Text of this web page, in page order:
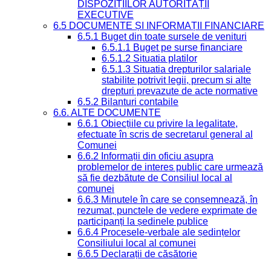
DISPOZIȚIILOR AUTORITĂȚII
EXECUTIVE
6.5 DOCUMENTE ȘI INFORMAȚII FINANCIARE
6.5.1 Buget din toate sursele de venituri
6.5.1.1 Buget pe surse financiare
6.5.1.2 Situatia platilor
6.5.1.3 Situatia drepturilor salariale
stabilite potrivit legii, precum si alte
drepturi prevazute de acte normative
6.5.2 Bilanturi contabile
6.6. ALTE DOCUMENTE
6.6.1 Obiecțiile cu privire la legalitate,
efectuate în scris de secretarul general al
Comunei
6.6.2 Informații din oficiu asupra
problemelor de interes public care urmează
să fie dezbătute de Consiliul local al
comunei
6.6.3 Minutele în care se consemnează, în
rezumat, punctele de vedere exprimate de
participanți la ședinele publice
6.6.4 Procesele-verbale ale ședințelor
Consiliului local al comunei
6.6.5 Declarații de căsătorie